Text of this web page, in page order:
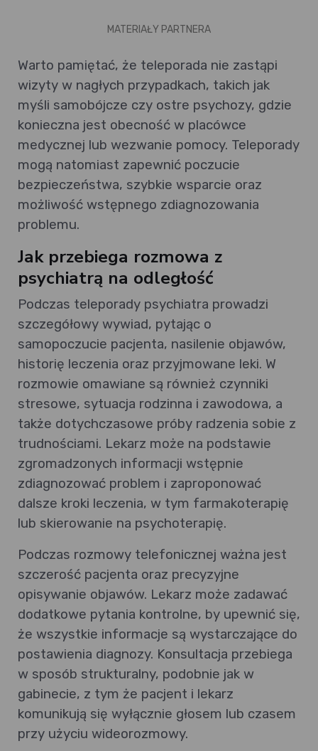
MATERIAŁY PARTNERA
Warto pamiętać, że teleporada nie zastąpi
wizyty w nagłych przypadkach, takich jak
myśli samobójcze czy ostre psychozy, gdzie
konieczna jest obecność w placówce
medycznej lub wezwanie pomocy. Teleporady
mogą natomiast zapewnić poczucie
bezpieczeństwa, szybkie wsparcie oraz
możliwość wstępnego zdiagnozowania
problemu.
Jak przebiega rozmowa z
psychiatrą na odległość
Podczas teleporady psychiatra prowadzi
szczegółowy wywiad, pytając o
samopoczucie pacjenta, nasilenie objawów,
historię leczenia oraz przyjmowane leki. W
rozmowie omawiane są również czynniki
stresowe, sytuacja rodzinna i zawodowa, a
także dotychczasowe próby radzenia sobie z
trudnościami. Lekarz może na podstawie
zgromadzonych informacji wstępnie
zdiagnozować problem i zaproponować
dalsze kroki leczenia, w tym farmakoterapię
lub skierowanie na psychoterapię.
Podczas rozmowy telefonicznej ważna jest
szczerość pacjenta oraz precyzyjne
opisywanie objawów. Lekarz może zadawać
dodatkowe pytania kontrolne, by upewnić się,
że wszystkie informacje są wystarczające do
postawienia diagnozy. Konsultacja przebiega
w sposób strukturalny, podobnie jak w
gabinecie, z tym że pacjent i lekarz
komunikują się wyłącznie głosem lub czasem
przy użyciu wideorozmowy.